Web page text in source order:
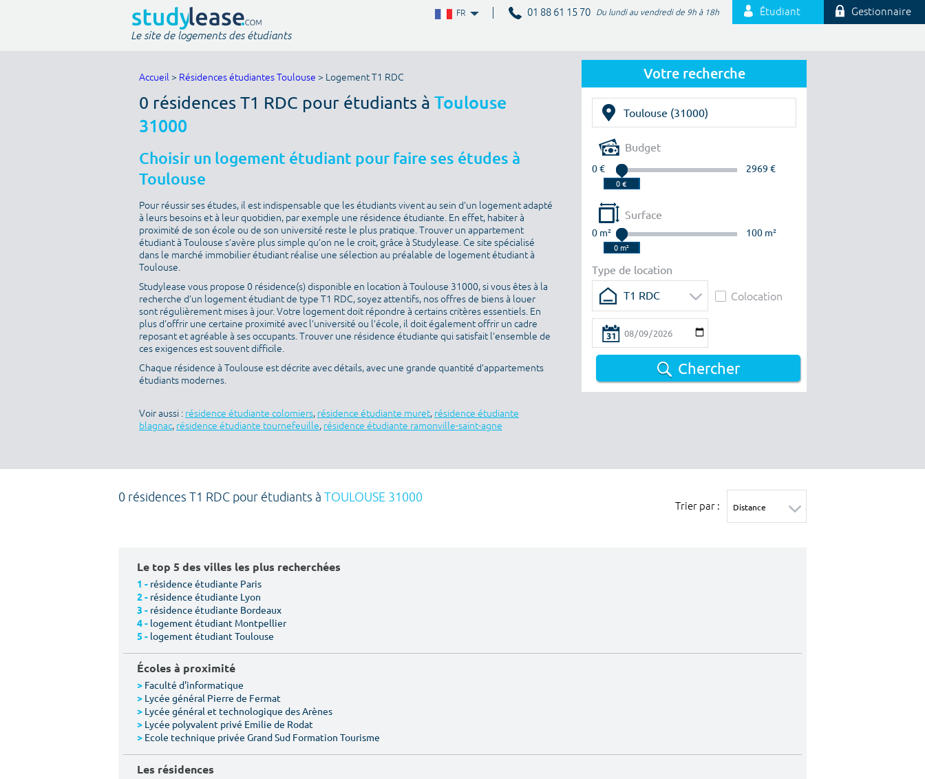
FR 01 88 61 15 70 Du lundi au vendredi de 9h à 18h Étudiant Gestionnaire
Le site de logements des étudiants
Votre recherche
Budget
0 € 2969 €
Surface
0 m² 100 m²
Type de location
T1 RDC
Colocation
Chercher
Accueil > Résidences étudiantes Toulouse > Logement T1 RDC
0 résidences T1 RDC pour étudiants à Toulouse
31000
Choisir un logement étudiant pour faire ses études à
Toulouse
Pour réussir ses études, il est indispensable que les étudiants vivent au sein d’un logement adapté
à leurs besoins et à leur quotidien, par exemple une résidence étudiante. En effet, habiter à
proximité de son école ou de son université reste le plus pratique. Trouver un appartement
étudiant à Toulouse s’avère plus simple qu’on ne le croit, grâce à Studylease. Ce site spécialisé
dans le marché immobilier étudiant réalise une sélection au préalable de logement étudiant à
Toulouse.
Studylease vous propose 0 résidence(s) disponible en location à Toulouse 31000, si vous êtes à la
recherche d’un logement étudiant de type T1 RDC, soyez attentifs, nos offres de biens à louer
sont régulièrement mises à jour. Votre logement doit répondre à certains critères essentiels. En
plus d’offrir une certaine proximité avec l’université ou l’école, il doit également offrir un cadre
reposant et agréable à ses occupants. Trouver une résidence étudiante qui satisfait l’ensemble de
ces exigences est souvent difficile.
Chaque résidence à Toulouse est décrite avec détails, avec une grande quantité d’appartements
étudiants modernes.
Voir aussi : résidence étudiante colomiers, résidence étudiante muret, résidence étudiante
blagnac, résidence étudiante tournefeuille, résidence étudiante ramonville-saint-agne
0 résidences T1 RDC pour étudiants à TOULOUSE 31000
Trier par :
Le top 5 des villes les plus recherchées
1 - résidence étudiante Paris
2 - résidence étudiante Lyon
3 - résidence étudiante Bordeaux
4 - logement étudiant Montpellier
5 - logement étudiant Toulouse
Écoles à proximité
> Faculté d'informatique
> Lycée général Pierre de Fermat
> Lycée général et technologique des Arènes
> Lycée polyvalent privé Emilie de Rodat
> Ecole technique privée Grand Sud Formation Tourisme
Les résidences